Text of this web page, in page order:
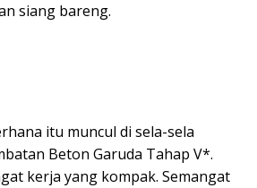
siang bareng.
itu muncul di sela-sela
Beton Garuda Tahap V*.
kerja yang kompak. Semangat